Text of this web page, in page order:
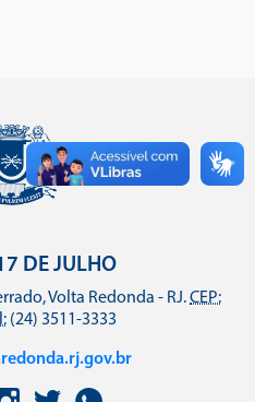
DE JULHO
Volta Redonda - RJ.CEP:
(24) 3511-3333